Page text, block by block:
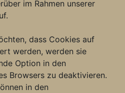
im Rahmen unserer
dass Cookies auf
werden, werden sie
Option in den
Browsers zu deaktivieren.
in den